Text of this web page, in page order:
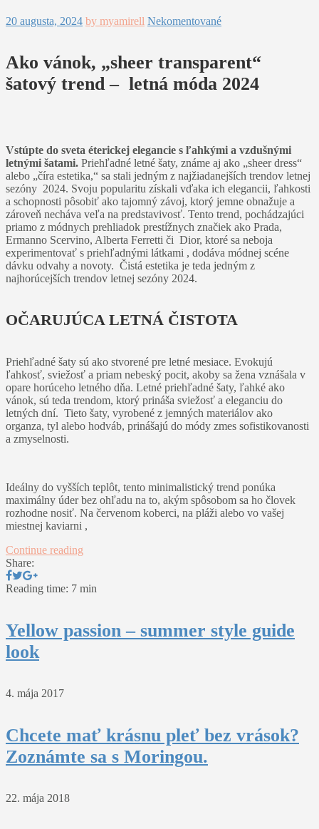
20 augusta, 2024 by myamirell Nekomentované
Ako vánok, „sheer transparent“
šatový trend – letná móda 2024
Vstúpte do sveta éterickej elegancie s ľahkými a vzdušnými
letnými šatami. Priehľadné letné šaty, známe aj ako „sheer dress“
alebo „číra estetika,“ sa stali jedným z najžiadanejších trendov letnej
sezóny 2024. Svoju popularitu získali vďaka ich elegancii, ľahkosti
a schopnosti pôsobiť ako tajomný závoj, ktorý jemne obnažuje a
zároveň necháva veľa na predstavivosť. Tento trend, pochádzajúci
priamo z módnych prehliadok prestížnych značiek ako Prada,
Ermanno Scervino, Alberta Ferretti či Dior, ktoré sa neboja
experimentovať s priehľadnými látkami , dodáva módnej scéne
dávku odvahy a novoty. Čistá estetika je teda jedným z
najhorúcejších trendov letnej sezóny 2024.
OČARUJÚCA LETNÁ ČISTOTA
Priehľadné šaty sú ako stvorené pre letné mesiace. Evokujú
ľahkosť, sviežosť a priam nebeský pocit, akoby sa žena vznášala v
opare horúceho letného dňa. Letné priehľadné šaty, ľahké ako
vánok, sú teda trendom, ktorý prináša sviežosť a eleganciu do
letných dní. Tieto šaty, vyrobené z jemných materiálov ako
organza, tyl alebo hodváb, prinášajú do módy zmes sofistikovanosti
a zmyselnosti.
Ideálny do vyšších teplôt, tento minimalistický trend ponúka
maximálny úder bez ohľadu na to, akým spôsobom sa ho človek
rozhodne nosiť. Na červenom koberci, na pláži alebo vo vašej
miestnej kaviarni ,
Continue reading
Share:
Reading time: 7 min
Yellow passion – summer style guide
look
4. mája 2017
Chcete mať krásnu pleť bez vrások?
Zoznámte sa s Moringou.
22. mája 2018